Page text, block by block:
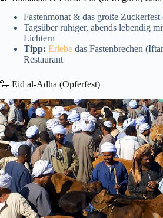
Fastenmonat & das große Zuckerfest
Tagsüber ruhiger, abends lebendig
Lichtern
Tipp: Erlebe das Fastenbrechen
Restaurant
🐑 Eid al-Adha (Opferfest)